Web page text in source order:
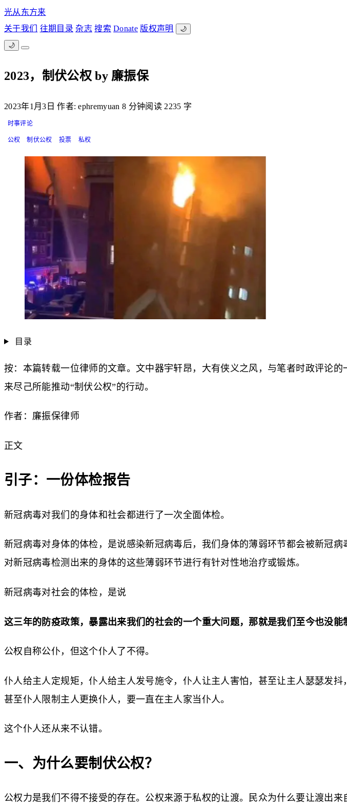
光从东方来
关于我们
往期目录 杂志 搜索 Donate 版权声明 🌙
🌙
2023，制伏公权 by 廉振保
2023年1月3日 作者: ephremyuan 8 分钟阅读 2235 字
时事评论
公权 制伏公权 投票 私权
目录
按：本篇转载一位律师的文章。文中器宇轩昂，大有侠义之风，与笔者时政评论
来尽己所能推动“制伏公权”的行动。
作者：廉振保律师
正文
引子：一份体检报告
​新冠病毒对我们的身体和社会都进行了一次全面体检。
新冠病毒对身体的体检，是说感染新冠病毒后，我们身体的薄弱环节都会被新冠
对新冠病毒检测出来的身体的这些薄弱环节进行有针对性地治疗或锻炼。
新冠病毒对社会的体检，是说
这三年的防疫政策，暴露出来我们的社会的一个重大问题，那就是我们至今也没能
公权自称公仆，但这个仆人了不得。
仆人给主人定规矩，仆人给主人发号施令，仆人让主人害怕，甚至让主人瑟瑟发
甚至仆人限制主人更换仆人，要一直在主人家当仆人。
这个仆人还从来不认错。
一、为什么要制伏公权？
公权力是我们不得不接受的存在。公权来源于私权的让渡。民众为什么要让渡出